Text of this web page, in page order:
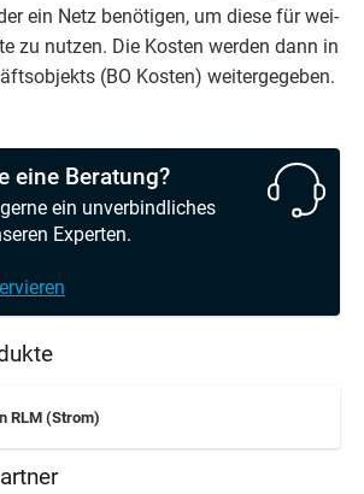
ein Netz benö­ti­gen, um die­se für wei­
zu nut­zen. Die Kos­ten wer­den dann in
(BO Kos­ten) weitergegeben.
eine Beratung?
ein unverbindliches
Experten.
RLM (Strom)